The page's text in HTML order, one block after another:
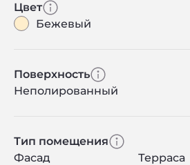
Цвет
Бежевый
Поверхность
Неполированный
Тип помещения
Фасад
Терраса